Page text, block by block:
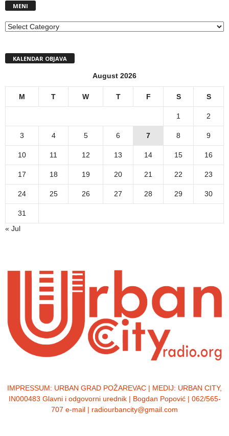
MENI
MENI
KALENDAR OBJAVA
August 2026
M T W T F S S
1 2
3 4 5 6 7 8 9
10 11 12 13 14 15 16
17 18 19 20 21 22 23
24 25 26 27 28 29 30
31
« Jul
IMPRESSUM: URBAN GRAD POŽAREVAC | MEDIJ: URBAN CITY,
IN000483 Glavni i odgovorni urednik | Bogdan Popović | 062/565-
707 e-mail | radiourbancity@gmail.com